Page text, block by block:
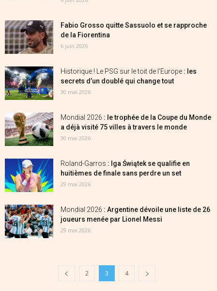
Fabio Grosso quitte Sassuolo et se rapproche
de la Fiorentina
6 juin 2026
Historique ! Le PSG sur le toit de l’Europe : les
secrets d’un doublé qui change tout
30 mai 2026
Mondial 2026 : le trophée de la Coupe du Monde
a déjà visité 75 villes à travers le monde
30 mai 2026
Roland-Garros : Iga Świątek se qualifie en
huitièmes de finale sans perdre un set
29 mai 2026
Mondial 2026 : Argentine dévoile une liste de 26
joueurs menée par Lionel Messi
29 mai 2026
2 3 4